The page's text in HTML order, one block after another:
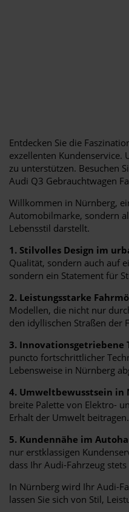
Entdecken Sie die
exzellenten Kundenservice.
zu unterstützen. Besuchen
Audi Q3 Gebrauchtwagen
Willkommen in Nürnberg,
Automobilmarke, sondern
Lebensstil darstellt.
1. Stilvolles Design im
Qualität, sondern auch auf
sondern ein Statement für
2. Leistungsstarke
Modellen, die nicht nur
den idyllischen Straßen der
3. Innovationsgetriebene
puncto fortschrittlicher
Lebensweise in Nürnberg
4. Umweltbewusstsein in
breite Palette von Elektro-
Erhalt der Umwelt beitragen.
5. Kundennähe im
nur erstklassigen
dass Ihr Audi-Fahrzeug
In Nürnberg wird Ihr Audi-
lassen Sie sich von Stil,